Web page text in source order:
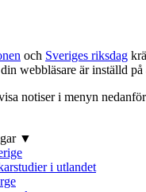
och Sveriges riksdag
webbläsare är inställd på
notiser i menyn
▼
i utlandet